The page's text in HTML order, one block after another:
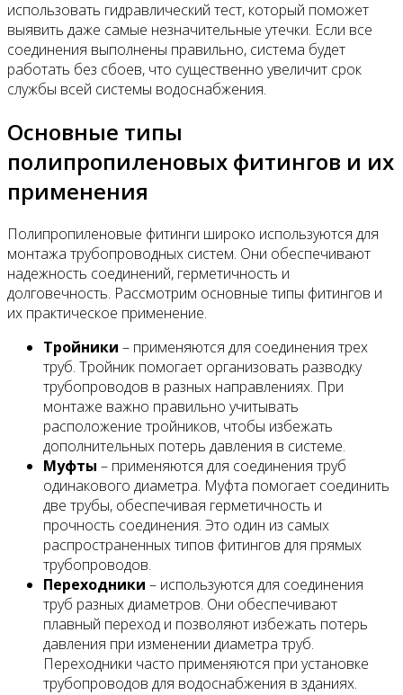
использовать гидравлический тест, который поможет
выявить даже самые незначительные утечки. Если все
соединения выполнены правильно, система будет
работать без сбоев, что существенно увеличит срок
службы всей системы водоснабжения.
Основные типы
полипропиленовых фитингов и их
применения
Полипропиленовые фитинги широко используются для
монтажа трубопроводных систем. Они обеспечивают
надежность соединений, герметичность и
долговечность. Рассмотрим основные типы фитингов и
их практическое применение.
Тройники – применяются для соединения трех
труб. Тройник помогает организовать разводку
трубопроводов в разных направлениях. При
монтаже важно правильно учитывать
расположение тройников, чтобы избежать
дополнительных потерь давления в системе.
Муфты – применяются для соединения труб
одинакового диаметра. Муфта помогает соединить
две трубы, обеспечивая герметичность и
прочность соединения. Это один из самых
распространенных типов фитингов для прямых
трубопроводов.
Переходники – используются для соединения
труб разных диаметров. Они обеспечивают
плавный переход и позволяют избежать потерь
давления при изменении диаметра труб.
Переходники часто применяются при установке
трубопроводов для водоснабжения в зданиях.